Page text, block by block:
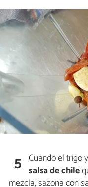
5 Cuando el trigo
salsa de chile
mezcla, sazona con